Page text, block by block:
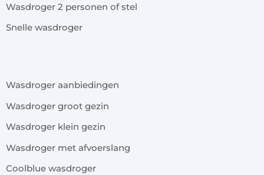
Wasdroger 2 personen of stel
Snelle wasdroger
Wasdroger aanbiedingen
Wasdroger groot gezin
Wasdroger klein gezin
Wasdroger met afvoerslang
Coolblue wasdroger